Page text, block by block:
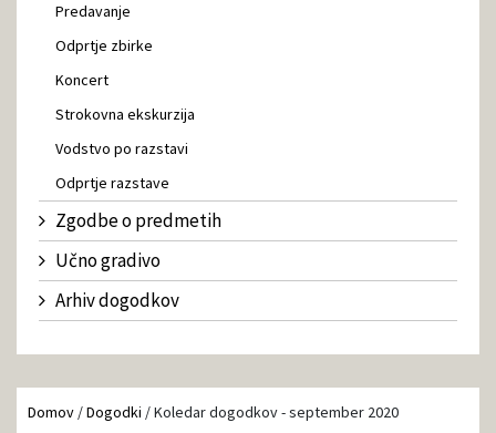
Predavanje
Odprtje zbirke
Koncert
Strokovna ekskurzija
Vodstvo po razstavi
Odprtje razstave
Zgodbe o predmetih
Učno gradivo
Arhiv dogodkov
Domov /Dogodki /Koledar dogodkov - september 2020